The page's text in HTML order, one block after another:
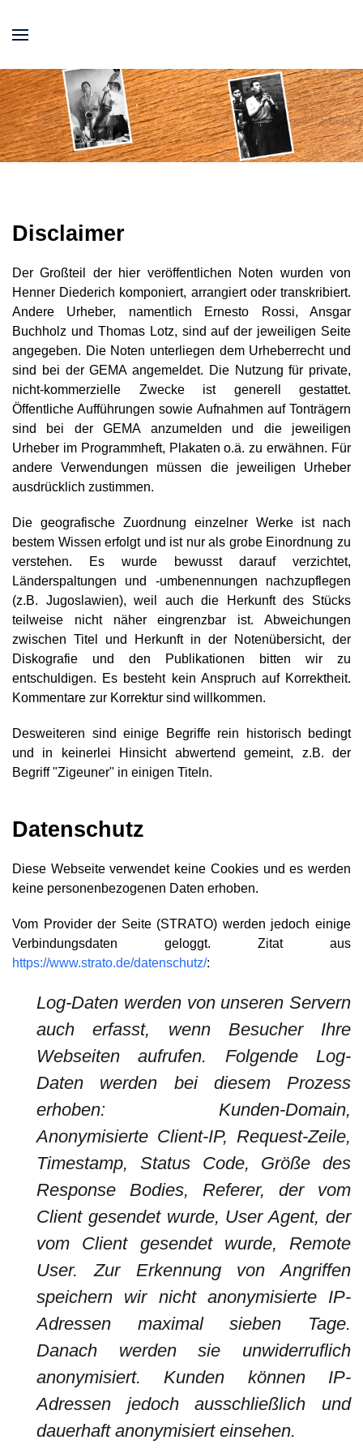
Disclaimer
Der Großteil der hier veröffentlichen Noten wurden von
Henner Diederich komponiert, arrangiert oder transkribiert.
Andere Urheber, namentlich Ernesto Rossi, Ansgar
Buchholz und Thomas Lotz, sind auf der jeweiligen Seite
angegeben. Die Noten unterliegen dem Urheberrecht und
sind bei der GEMA angemeldet. Die Nutzung für private,
nicht-kommerzielle Zwecke ist generell gestattet.
Öffentliche Aufführungen sowie Aufnahmen auf Tonträgern
sind bei der GEMA anzumelden und die jeweiligen
Urheber im Programmheft, Plakaten o.ä. zu erwähnen. Für
andere Verwendungen müssen die jeweiligen Urheber
ausdrücklich zustimmen.
Die geografische Zuordnung einzelner Werke ist nach
bestem Wissen erfolgt und ist nur als grobe Einordnung zu
verstehen. Es wurde bewusst darauf verzichtet,
Länderspaltungen und -umbenennungen nachzupflegen
(z.B. Jugoslawien), weil auch die Herkunft des Stücks
teilweise nicht näher eingrenzbar ist. Abweichungen
zwischen Titel und Herkunft in der Notenübersicht, der
Diskografie und den Publikationen bitten wir zu
entschuldigen. Es besteht kein Anspruch auf Korrektheit.
Kommentare zur Korrektur sind willkommen.
Desweiteren sind einige Begriffe rein historisch bedingt
und in keinerlei Hinsicht abwertend gemeint, z.B. der
Begriff "Zigeuner" in einigen Titeln.
Datenschutz
Diese Webseite verwendet keine Cookies und es werden
keine personenbezogenen Daten erhoben.
Vom Provider der Seite (STRATO) werden jedoch einige
Verbindungsdaten geloggt. Zitat aus
https://www.strato.de/datenschutz/:
Log-Daten werden von unseren Servern
auch erfasst, wenn Besucher Ihre
Webseiten aufrufen. Folgende Log-
Daten werden bei diesem Prozess
erhoben: Kunden-Domain,
Anonymisierte Client-IP, Request-Zeile,
Timestamp, Status Code, Größe des
Response Bodies, Referer, der vom
Client gesendet wurde, User Agent, der
vom Client gesendet wurde, Remote
User. Zur Erkennung von Angriffen
speichern wir nicht anonymisierte IP-
Adressen maximal sieben Tage.
Danach werden sie unwiderruflich
anonymisiert. Kunden können IP-
Adressen jedoch ausschließlich und
dauerhaft anonymisiert einsehen.